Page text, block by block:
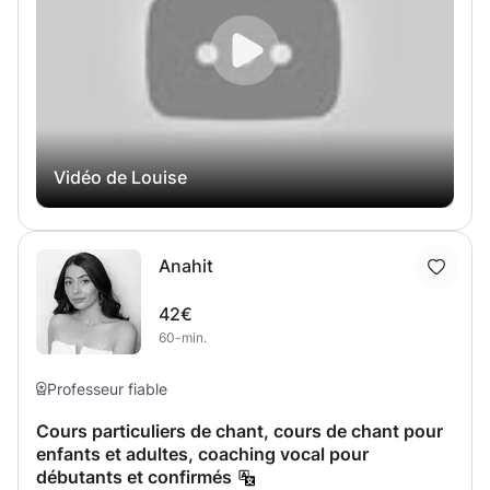
avez des questions ou souhaitez travailler ensemble !
Vidéo de Louise
Anahit
42€
60-min.
Professeur fiable
Cours particuliers de chant, cours de chant pour
enfants et adultes, coaching vocal pour
débutants et confirmés